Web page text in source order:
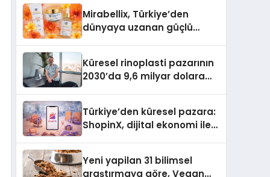
Mirabellix, Türkiye’den
dünyaya uzanan güçlü
Küresel rinoplasti pazarının
2030’da 9,6 milyar dolara
Türkiye’den küresel pazara:
ShopinX, dijital ekonomi ile
Yeni yapilan 31 bilimsel
araştırmaya göre, Vegan